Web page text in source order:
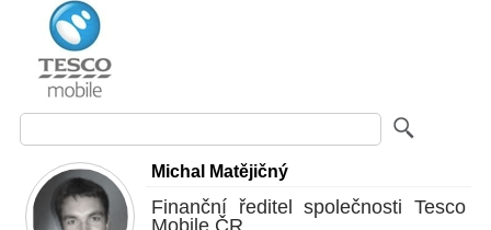
Michal Matějičný
Finanční ředitel společnosti Tesco
Mobile ČR